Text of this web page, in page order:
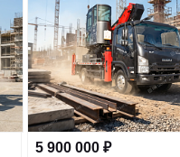
5 900 000 ₽